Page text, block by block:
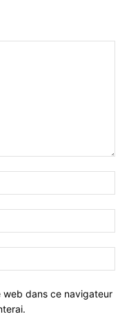
web dans ce navigateur